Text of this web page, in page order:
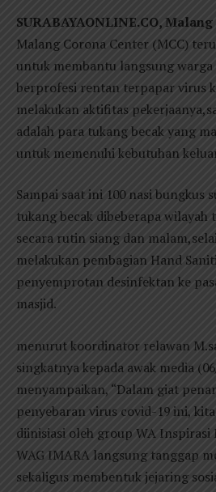
SURABAYAONLINE.CO,
Malang Corona Center (MCC)
untuk membantu langsung
berprofesi rentan terpapar virus
melakukan aktifitas
adalah para tukang becak yang
untuk memenuhi kebutuhan
Sampai saat ini 100 nasi bungkus
tukang becak dibeberapa
secara rutin siang dan
melakukan pembagian Hand
penyemprotan desinfektan ke
masjid.
menurut koordinator relawan
singkatnya kepada awak media
menyampaikan, “Dalam giat
penyebaran virus covid-19 ini,
diinisiasi oleh group WA Inspirasi
WAG IMARA langsung tanggap
sekaligus membentuk jejaring